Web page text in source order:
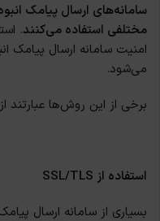
سامانه‌های ارسال پیامک
مختلفی استفاده می‌کنند.
امنیت سامانه‌ ارسال پیامک
می‌شود.
برخی از این روش‌ها عبارتند
استفاده از SSL/TLS